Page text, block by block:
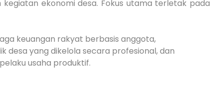
ekonomi desa. Fokus utama terletak pada
keuangan rakyat berbasis anggota,
desa yang dikelola secara profesional, dan
usaha produktif.